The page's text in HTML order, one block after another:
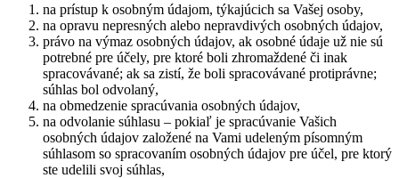
na prístup k osobným údajom, týkajúcich sa Vašej osoby,
na opravu nepresných alebo nepravdivých osobných údajov,
právo na výmaz osobných údajov, ak osobné údaje už nie sú
potrebné pre účely, pre ktoré boli zhromaždené či inak
spracovávané; ak sa zistí, že boli spracovávané protiprávne;
súhlas bol odvolaný,
na obmedzenie spracúvania osobných údajov,
na odvolanie súhlasu – pokiaľ je spracúvanie Vašich
osobných údajov založené na Vami udeleným písomným
súhlasom so spracovaním osobných údajov pre účel, pre ktorý
ste udelili svoj súhlas,